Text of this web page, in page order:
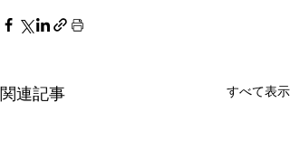
関連記事 すべて表示